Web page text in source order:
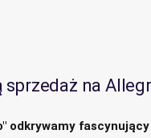
sprzedaż na
odkrywamy fascynujący